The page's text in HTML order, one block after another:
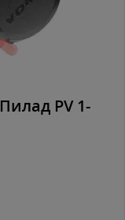
PV 1-